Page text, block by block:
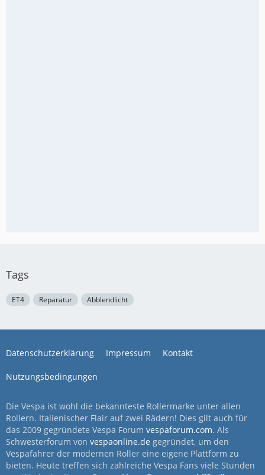
Tags
ET4 Reparatur Abblendlicht
Datenschutzerklärung Impressum Kontakt
Nutzungsbedingungen
Die Vespa ist wohl die bekannteste Rollermarke unter allen
Rollern. Italienischer Flair auf zwei Rädern! Dies gilt auch für
das 2009 gegründete Vespa Forum vespaforum.com. Als
Schwesterforum von vespaonline.de gegründet, um den
Vespafahrer der modernen Roller eine eigene Plattform zu
bieten. Heute treffen sich zahlreiche Vespa Fans viele Stunden